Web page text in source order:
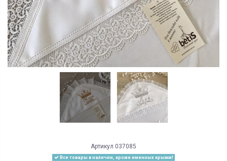
Артикул 037085
Все товары в наличии, кроме именных крыжм!